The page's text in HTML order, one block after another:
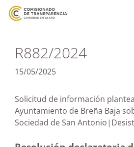
R882/2024
15/05/2025
Solicitud de información
Ayuntamiento de Breña Baja
Sociedad de San